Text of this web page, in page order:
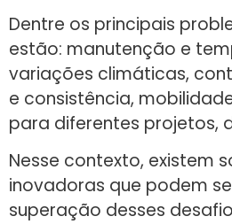
Dentre os principais
estão: manutenção e
variações climáticas,
e consistência,
para diferentes projetos,
Nesse contexto, existem
inovadoras que podem
superação desses